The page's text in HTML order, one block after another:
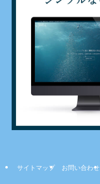
サイトマップ お問い合わせ